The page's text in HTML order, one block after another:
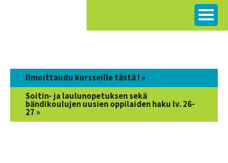
Ilmoittaudu kursseille tästä ! »
Soitin- ja laulunopetuksen sekä
bändikoulujen uusien oppilaiden haku lv. 26-
27 »